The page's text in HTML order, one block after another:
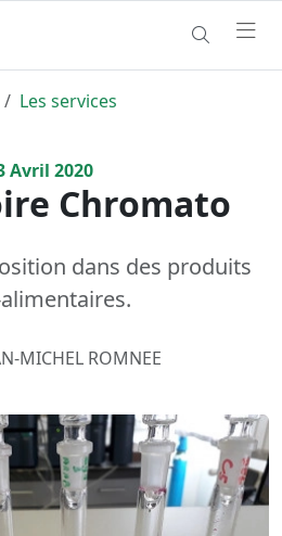
Les services
Avril 2020
Chromato
dans des produits
MICHEL ROMNEE